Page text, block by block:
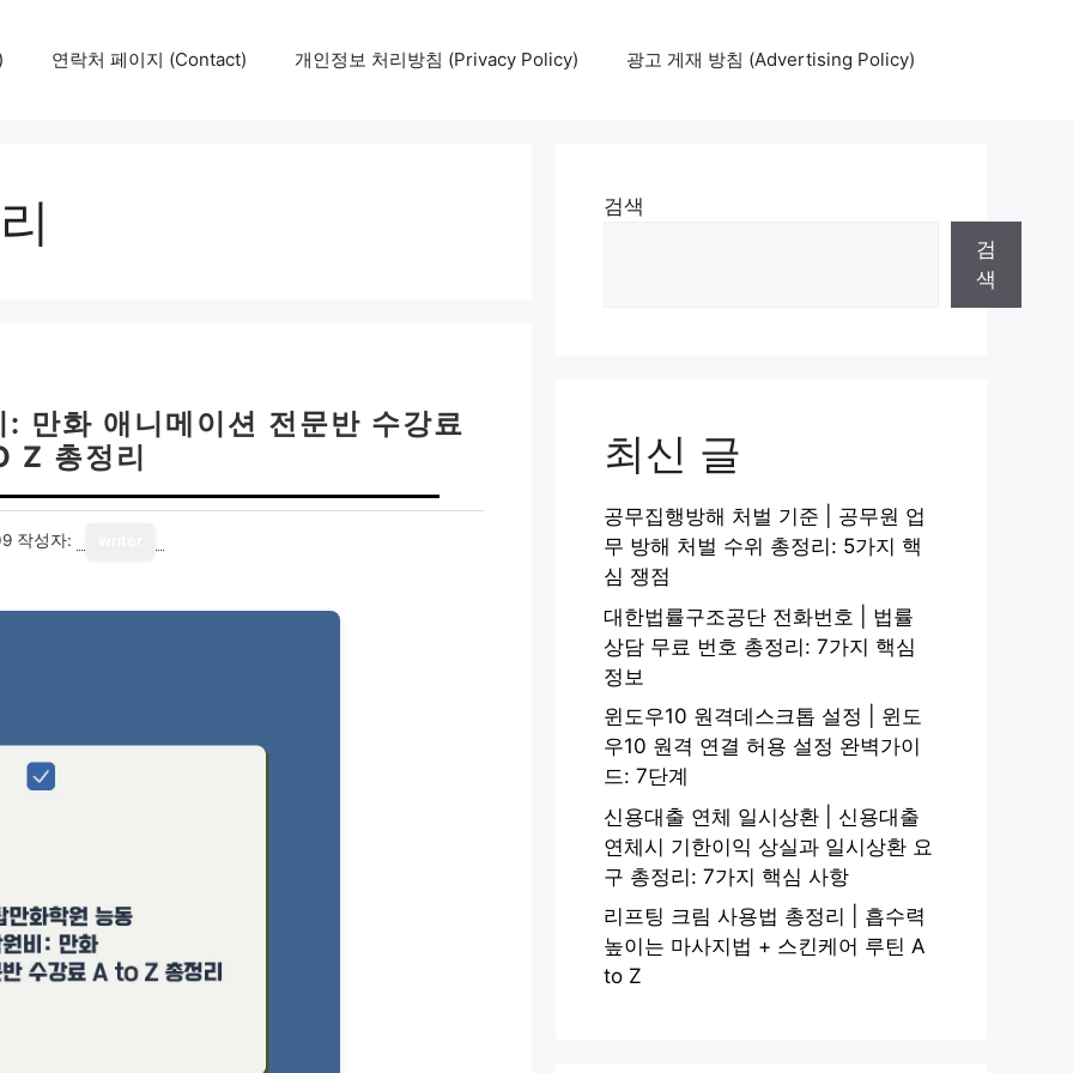
연락처 페이지 (Contact) 개인정보 처리방침 (Privacy Policy) 광고 게재 방침 (Advertising Policy)
만화 애니메이션 전문반 수강료
Z 총정리
작성자:
검색
검
색
최신 글
공무집행방해 처벌 기준 | 공무원 업
무 방해 처벌 수위 총정리: 5가지 핵
심 쟁점
대한법률구조공단 전화번호 | 법률
상담 무료 번호 총정리: 7가지 핵심
정보
윈도우10 원격데스크톱 설정 | 윈도
우10 원격 연결 허용 설정 완벽가이
드: 7단계
신용대출 연체 일시상환 | 신용대출
연체시 기한이익 상실과 일시상환 요
구 총정리: 7가지 핵심 사항
리프팅 크림 사용법 총정리 | 흡수력
높이는 마사지법 + 스킨케어 루틴 A
to Z